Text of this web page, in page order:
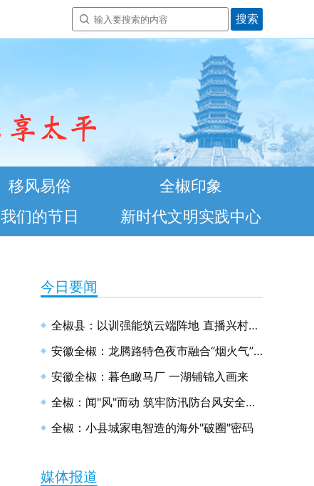
移风易俗
我们的节日
全椒印象
新时代文明实践中心
今日要闻
全椒县：以训强能筑云端阵地 直播兴村绘和美画卷
安徽全椒：龙腾路特色夜市融合“烟火气”与“文明风”
安徽全椒：暮色瞰马厂 一湖铺锦入画来
全椒：闻"风"而动 筑牢防汛防台风安全防线
全椒：小县城家电智造的海外"破圈"密码
媒体报道